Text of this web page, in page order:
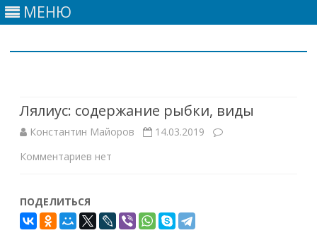
МЕНЮ
Лялиус: содержание рыбки, виды
Константин Майоров
14.03.2019
Комментариев к
содержание
нет
ПОДЕЛИТЬСЯ